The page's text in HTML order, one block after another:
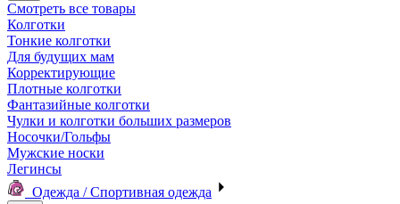
Смотреть все товары
Колготки
Тонкие колготки
Для будущих мам
Корректирующие
Плотные колготки
Фантазийные колготки
Чулки и колготки больших размеров
Носочки/Гольфы
Мужские носки
Легинсы
Одежда / Спортивная одежда